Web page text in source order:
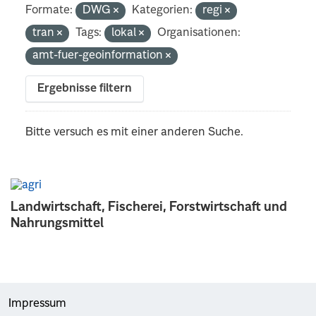
Landwirtschaft, Fischerei, Forstwirtschaft und
Nahrungsmittel
Formate: DWG Kategorien:
regi
tran
Tags: lokal
Organisationen:
amt-fuer-geoinformation
Ergebnisse filtern
Bitte versuch es mit einer anderen Suche.
Impressum